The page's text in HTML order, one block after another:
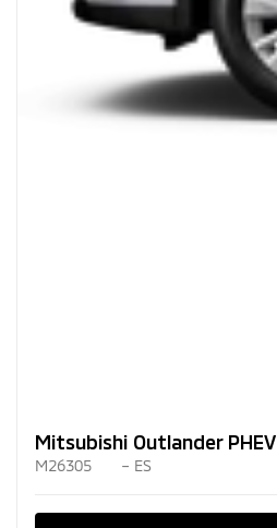
Mitsubishi Outlander
M26305 – ES